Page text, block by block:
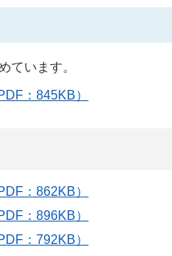
ています。
：845KB）
：862KB）
：896KB）
：792KB）